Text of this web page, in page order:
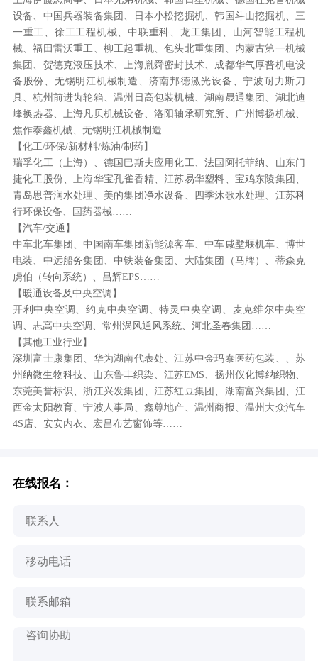
设备、中国兵器装备集团、日本小松挖掘机、韩国斗山挖掘机、三
一重工、徐工工程机械、中联重科、龙工集团、山河智能工程机
械、福田雷沃重工、柳工起重机、包头北重集团、内蒙古第一机械
集团、贺德克液压技术、上海胤舜密封技术、成都华气厚普机电设
备股份、无锡明江机械制造、济南邦德激光设备、宁波耐力斯刀
具、杭州前进齿轮箱、温州日高包装机械、湖南晟通集团、湖北迪
峰换热器、上海凡贝机械设备、洛阳轴承研究所、广州博扬机械、
焦作泰鑫机械、无锡明江机械制造……
【化工/环保/新材料/炼油/制药】
瑞孚化工（上海）、德国巴斯夫应用化工、法国阿托菲纳、山东门
捷化工股份、上海华宝孔雀香精、江苏易华塑料、宝鸡东陵集团、
青岛思普润水处理、美的集团净水设备、四季沐歌水处理、江苏科
行环保设备、国药器械……
【汽车/交通】
中车北车集团、中国南车集团新能源客车、中车戚墅堰机车、博世
电装、中远船务集团、中铁装备集团、大陆集团（马牌）、蒂森克
虏伯（转向系统）、昌辉EPS……
【暖通设备及中央空调】
开利中央空调、约克中央空调、特灵中央空调、麦克维尔中央空
调、志高中央空调、常州涡风通风系统、河北圣春集团……
【其他工业行业】
深圳富士康集团、华为湖南代表处、江苏中金玛泰医药包装、、苏
州纳微生物科技、山东鲁丰织染、江苏EMS、扬州仪化博纳织物、
东莞美誉标识、浙江兴发集团、江苏红豆集团、湖南富兴集团、江
西金太阳教育、宁波人事局、鑫尊地产、温州商报、温州大众汽车
4S店、安安内衣、宏昌布艺窗饰等……
在线报名：